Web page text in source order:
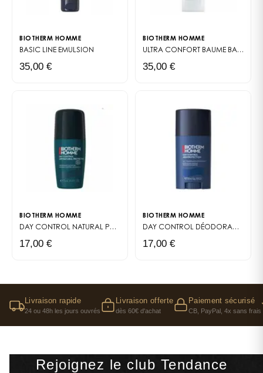
l'ensemble du visage et du cou.
BIOTHERM HOMME
BASIC LINE EMULSION
35,00 €
BIOTHERM HOMME
ULTRA CONFORT BAUME BAUME APRÈS-RASAGE POUR HOMME
35,00 €
BIOTHERM HOMME
DAY CONTROL NATURAL PROTECT DÉODORANT DÉODORANT SOIN
17,00 €
BIOTHERM HOMME
DAY CONTROL DÉODORANT STICK
17,00 €
Livraison rapide
24 ou 48h les jours ouvrés
Livraison offerte
dès 60€ d'achat
Paiement sécurisé
CB, PayPal, 4x sans frais
Rejoignez le club Tendance